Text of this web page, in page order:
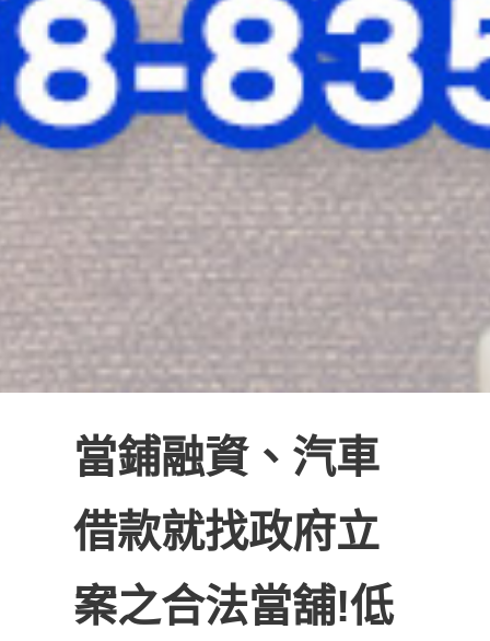
當鋪融資、汽車
借款就找政府立
案之合法當舖!低